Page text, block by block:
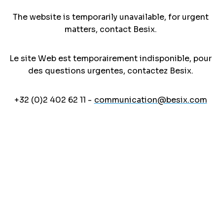
The website is temporarily unavailable, for urgent
matters, contact Besix.
Le site Web est temporairement indisponible, pour
des questions urgentes, contactez Besix.
+32 (0)2 402 62 11 - communication@besix.com